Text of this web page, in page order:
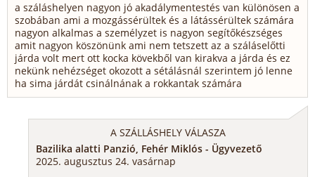
a száláshelyen nagyon jó akadálymentestés van különösen a
szobában ami a mozgássérültek és a látássérültek számára
nagyon alkalmas a személyzet is nagyon segítőkészséges
amit nagyon köszönünk ami nem tetszett az a száláselőtti
járda volt mert ott kocka kövekből van kirakva a járda és ez
nekünk nehézséget okozott a sétálásnál szerintem jó lenne
ha sima járdát csinálnának a rokkantak számára
A SZÁLLÁSHELY VÁLASZA
Bazilika alatti Panzió, Fehér Miklós - Ügyvezető
2025. augusztus 24. vasárnap